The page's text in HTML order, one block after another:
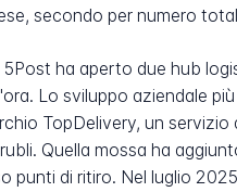
secondo per numero
ha aperto due hub
Lo sviluppo aziendale
TopDelivery, un
rubli. Quella mossa ha
punti di ritiro. Nel luglio